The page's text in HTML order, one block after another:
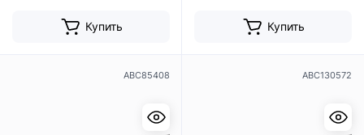
Купить Купить
ABC85408 ABC130572